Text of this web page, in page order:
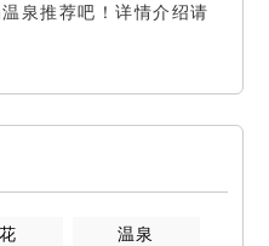
泉推荐吧！详情介绍请
温泉